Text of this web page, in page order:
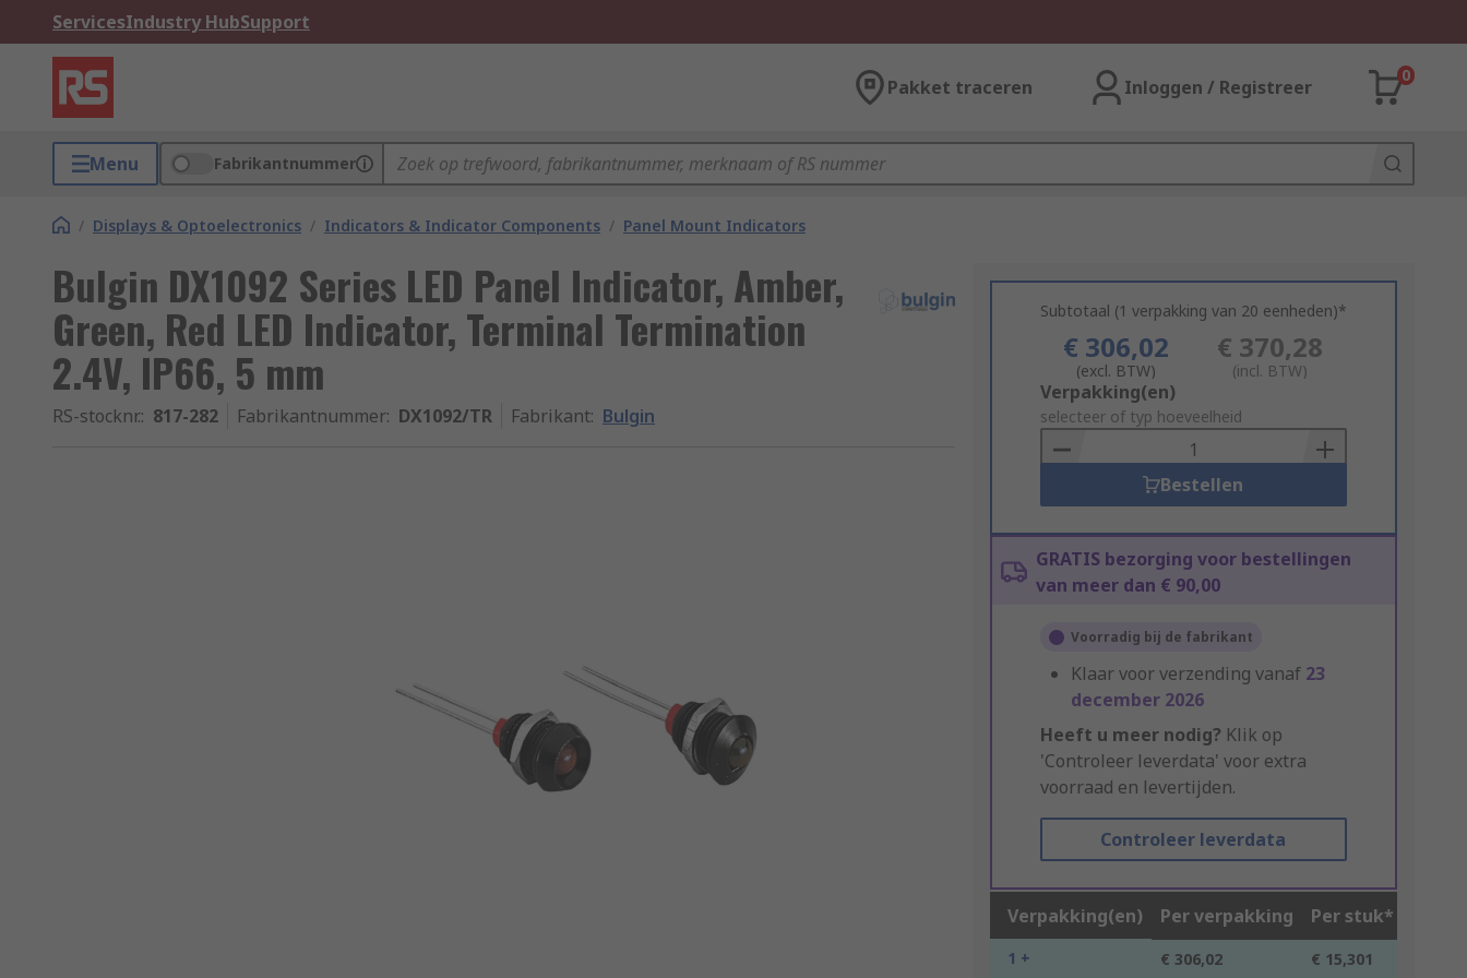
ServicesIndustry HubSupport
Pakket traceren Inloggen / Registreer
0
Menu Fabrikantnummer
/ Displays & Optoelectronics / Indicators & Indicator Components / Panel Mount Indicators
Bulgin DX1092 Series LED Panel Indicator, Amber,
Green, Red LED Indicator, Terminal Termination
2.4V, IP66, 5 mm
RS-stocknr.: 817-282 Fabrikantnummer: DX1092/TR Fabrikant: Bulgin
Subtotaal (1 verpakking van 20 eenheden)*
€ 306,02
(excl. BTW)
€ 370,28
(incl. BTW)
Add
to
Basket
Verpakking(en)
selecteer of typ hoeveelheid
Bestellen
GRATIS bezorging voor bestellingen
van meer dan € 90,00
Voorradig bij de fabrikant
Klaar voor verzending vanaf 23
december 2026
Heeft u meer nodig? Klik op
'Controleer leverdata' voor extra
voorraad en levertijden.
Controleer leverdata
Verpakking(en) Per verpakking Per stuk*
1 + € 306,02 € 15,301